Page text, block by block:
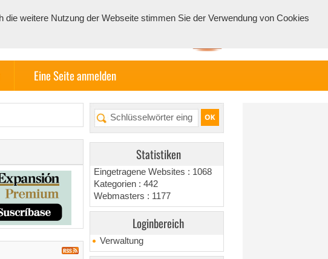
Eine Seite anmelden
Statistiken
Eingetragene Websites : 1068
Kategorien : 442
Webmasters : 1177
Loginbereich
Verwaltung
weitere Nutzung der Webseite stimmen Sie der Verwendung von Cookies